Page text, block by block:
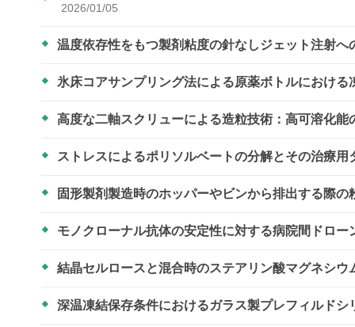
2026/01/05
温度依存性をもつ製剤粘度の針なしジェット注射へ
氷床コアサンプリング法による原薬ボトルにおけ
高度な二軸スクリューによる造粒技術：高可溶化
ストレスによるポリソルベートの分解とその治療
固形製剤製造時のホッパーやビンから排出する際
モノクローナル抗体の安定性に対する病院間ドロ
結晶セルロースと混合時のステアリン酸マグネシ
深温凍結保存条件におけるガラス製プレフィルド